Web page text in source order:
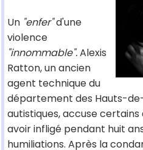
Un "enfer"d'une
violence
"innommable".Alexis
Ratton, un ancien
agent technique du
département des Hauts-
autistiques, accuse certains
avoir infligé pendant huit
humiliations. Après la